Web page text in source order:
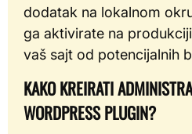
dodatak na lokalnom
ga aktivirate na
vaš sajt od potencijalnih
KAKO KREIRATI
WORDPRESS PLUGIN?